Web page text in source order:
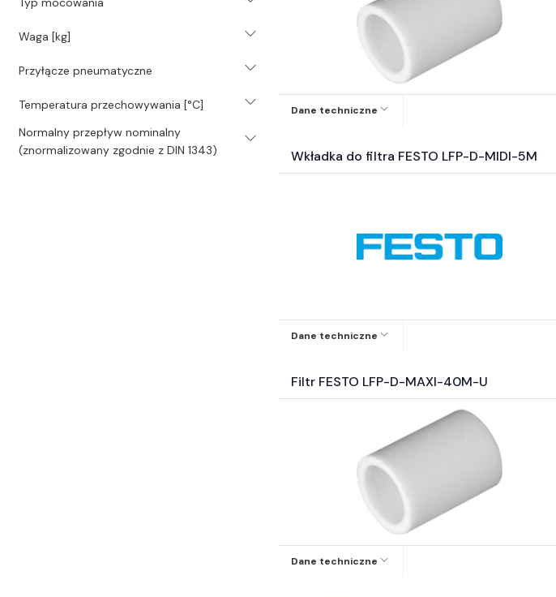
Waga [kg]
Przyłącze pneumatyczne
Temperatura przechowywania [°C]
Normalny przepływ nominalny
(znormalizowany zgodnie z DIN 1343)
Dane techniczne
Wkładka do filtra FESTO LFP-D-MIDI-5M
Dane techniczne
Filtr FESTO LFP-D-MAXI-40M-U
Dane techniczne